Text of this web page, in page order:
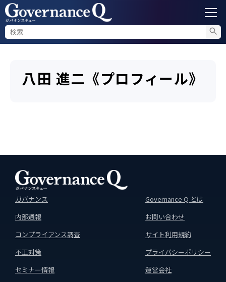
内部通報
セミナー情報
八田 進二《プロフィール》
ガバナンス
内部通報
コンプライアンス調査
不正対策
セミナー情報
Governance Q とは
お問い合わせ
サイト利用規約
プライバシーポリシー
運営会社